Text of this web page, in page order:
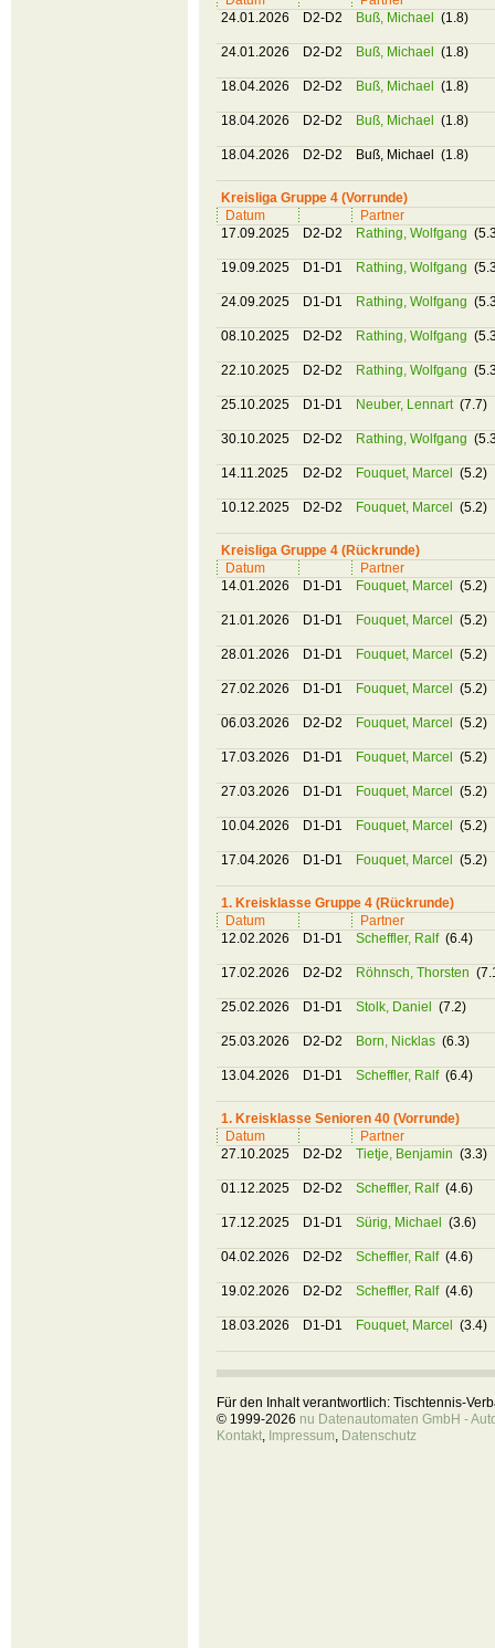
24.01.2026
D2-D2 Buß, Michael (1.8)
24.01.2026 D2-D2 Buß, Michael (1.8)
18.04.2026 D2-D2 Buß, Michael (1.8)
18.04.2026 D2-D2 Buß, Michael (1.8)
18.04.2026 D2-D2 Buß, Michael (1.8)
Kreisliga Gruppe 4 (Vorrunde)
Datum
Partner
17.09.2025
D2-D2 Rathing, Wolfgang
19.09.2025 D1-D1 Rathing, Wolfgang
24.09.2025 D1-D1 Rathing, Wolfgang
08.10.2025 D2-D2 Rathing, Wolfgang
22.10.2025 D2-D2 Rathing, Wolfgang
25.10.2025 D1-D1 Neuber, Lennart (7.7)
30.10.2025 D2-D2 Rathing, Wolfgang
14.11.2025 D2-D2 Fouquet, Marcel (5.2)
10.12.2025 D2-D2 Fouquet, Marcel (5.2)
Kreisliga Gruppe 4 (Rückrunde)
Datum
Partner
14.01.2026
D1-D1 Fouquet, Marcel (5.2)
21.01.2026 D1-D1 Fouquet, Marcel (5.2)
28.01.2026 D1-D1 Fouquet, Marcel (5.2)
27.02.2026 D1-D1 Fouquet, Marcel (5.2)
06.03.2026 D2-D2 Fouquet, Marcel (5.2)
17.03.2026 D1-D1 Fouquet, Marcel (5.2)
27.03.2026 D1-D1 Fouquet, Marcel (5.2)
10.04.2026 D1-D1 Fouquet, Marcel (5.2)
17.04.2026 D1-D1 Fouquet, Marcel (5.2)
1. Kreisklasse Gruppe 4 (Rückrunde)
Datum
Partner
12.02.2026
D1-D1 Scheffler, Ralf (6.4)
17.02.2026 D2-D2 Röhnsch, Thorsten
25.02.2026 D1-D1 Stolk, Daniel (7.2)
25.03.2026 D2-D2 Born, Nicklas (6.3)
13.04.2026 D1-D1 Scheffler, Ralf (6.4)
1. Kreisklasse Senioren 40 (Vorrunde)
Datum
Partner
27.10.2025
D2-D2 Tietje, Benjamin (3.3)
01.12.2025 D2-D2 Scheffler, Ralf (4.6)
17.12.2025 D1-D1 Sürig, Michael (3.6)
04.02.2026 D2-D2 Scheffler, Ralf (4.6)
19.02.2026 D2-D2 Scheffler, Ralf (4.6)
18.03.2026 D1-D1 Fouquet, Marcel (3.4)
Für den Inhalt verantwortlich: Tischtennis-
© 1999-2026 nu Datenautomaten GmbH -
Kontakt, Impressum, Datenschutz